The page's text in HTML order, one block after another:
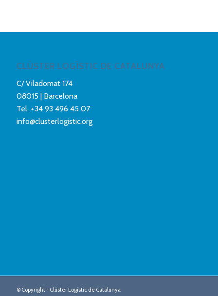
CLÚSTER LOGÍSTIC DE CATALUNYA
C/ Viladomat 174
08015 | Barcelona
Tel. +34 93 496 45 07
info@clusterlogistic.org
© Copyright - Clúster Logístic de Catalunya